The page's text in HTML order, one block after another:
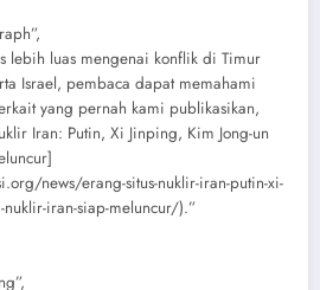
lebih luas mengenai konflik di Timur
Israel, pembaca dapat memahami
yang pernah kami publikasikan,
Iran: Putin, Xi Jinping, Kim Jong-un
news/erang-situs-nuklir-iran-putin-xi-
iran-siap-meluncur/).”